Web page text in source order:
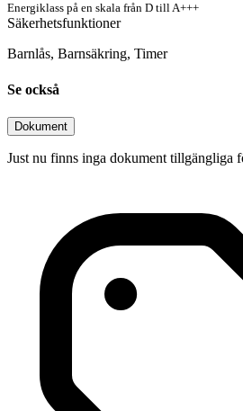
Energiklass på en skala från D till A+++
Säkerhetsfunktioner
Barnlås, Barnsäkring, Timer
Se också
Dokument
Just nu finns inga dokument tillgängliga